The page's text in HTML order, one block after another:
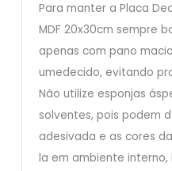
Para manter a Placa
MDF 20x30cm sempre
apenas com pano
umedecido, evitando
Não utilize esponjas
solventes, pois podem
adesivada e as cores
la em ambiente